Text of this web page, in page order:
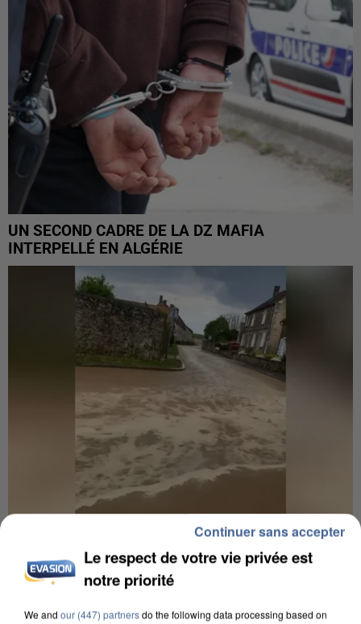
UN SECOND CADRE DE LA DZ MAFIA
INTERPELLÉ EN ALGÉRIE
UNE TOURISTE DE L’OISE EMPORTÉE PAR UNE
COULÉE DE BOUE EN HAUTE-SAVOIE
Le respect de votre vie privée est
notre priorité
We and our (447) partnersdo the following data processing based on
Continuer sans accepter